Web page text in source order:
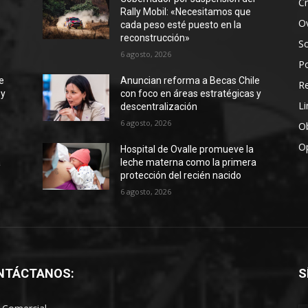
Rally Mobil: «Necesitamos que
cada peso esté puesto en la
reconstrucción»
6 agosto, 2026
Anuncian reforma a Becas Chile
con foco en áreas estratégicas y
descentralización
6 agosto, 2026
Hospital de Ovalle promueve la
leche materna como la primera
protección del recién nacido
6 agosto, 2026